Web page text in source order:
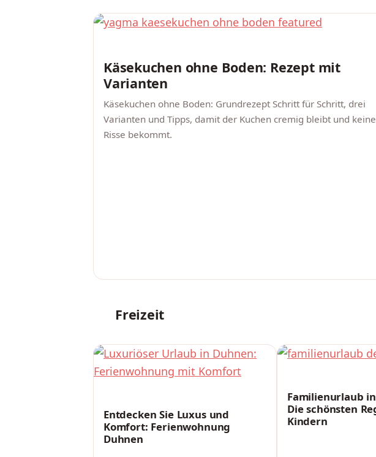
Käsekuchen ohne Boden: Rezept mit
Varianten
Käsekuchen ohne Boden: Grundrezept Schritt für Schritt, drei
Varianten und Tipps, damit der Kuchen cremig bleibt und keine
Risse bekommt.
Freizeit
Entdecken Sie Luxus und
Komfort: Ferienwohnung
Duhnen
Familienurlaub
Die schönsten
Kindern